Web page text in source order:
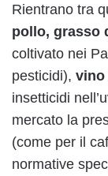
Rientrano tra
pollo, grasso
coltivato nei
pesticidi), vino
insetticidi
mercato la
(come per il
normative